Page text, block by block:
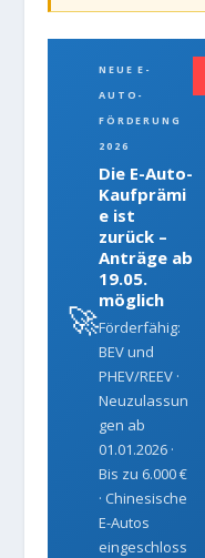
🚀
NEUE E-
AUTO-
FÖRDERUNG
2026
Die E-Auto-
Kaufprämi
e ist
zurück –
Anträge ab
19.05.
möglich
Förderfähig:
BEV und
PHEV/REEV ·
Neuzulassun
gen ab
01.01.2026 ·
Bis zu 6.000 €
· Chinesische
E-Autos
eingeschloss